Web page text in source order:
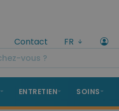
Contact FR
ENTRETIEN SOINS